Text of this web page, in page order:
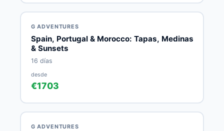
G ADVENTURES
Spain, Portugal & Morocco: Tapas, Medinas
& Sunsets
16 días
desde
€1703
G ADVENTURES